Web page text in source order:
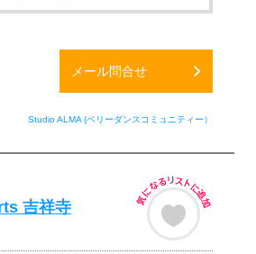
メール問合せ
Studio ALMA (ベリーダンスコミュニティー）
吉祥寺